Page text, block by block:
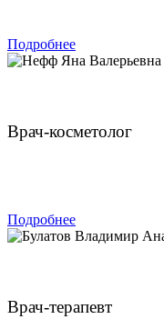
Подробнее
Врач-косметолог
Подробнее
Врач-терапевт